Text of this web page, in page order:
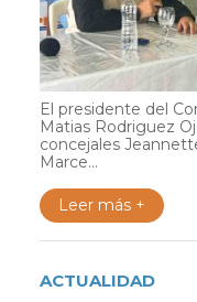
El presidente del
Matias Rodriguez
concejales
Marce...
Leer más +
ACTUALIDAD